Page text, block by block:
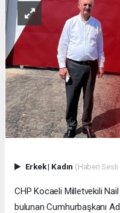
Erkek| Kadın (Haberi Sesli
CHP Kocaeli Milletvekili
bulunan Cumhurbaşkanı